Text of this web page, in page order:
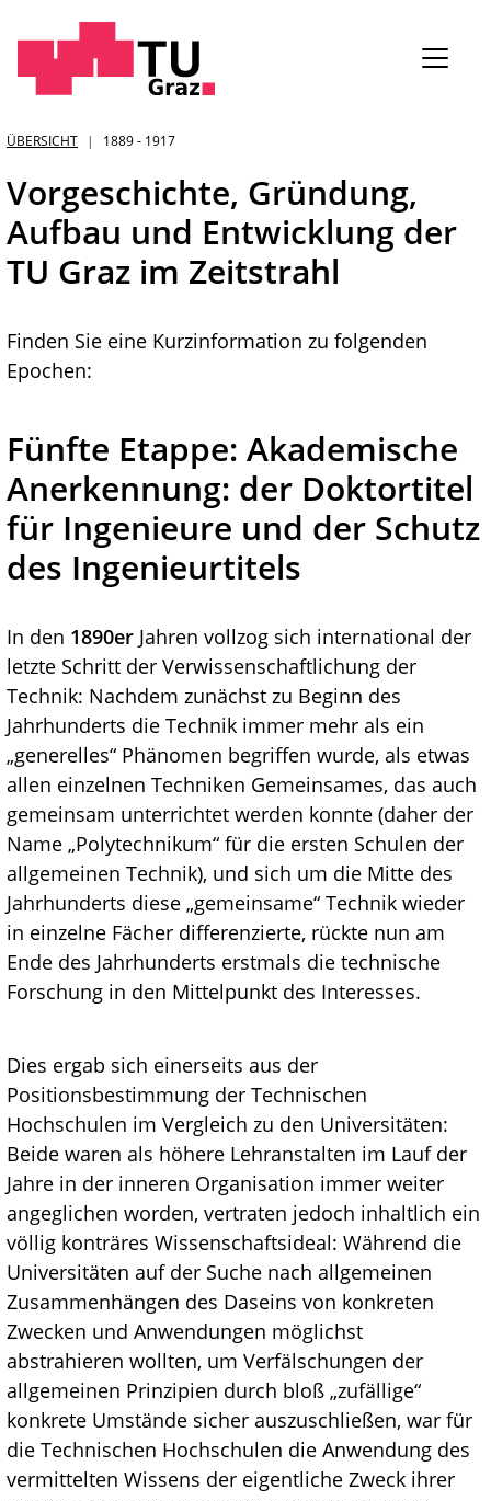
Sie
ÜBERSICHT 1889 - 1917
Vorgeschichte, Gründung,
Aufbau und Entwicklung der
TU Graz im Zeitstrahl
Finden Sie eine Kurzinformation zu folgenden
Epochen:
Fünfte Etappe: Akademische
Anerkennung: der Doktortitel
für Ingenieure und der Schutz
des Ingenieurtitels
In den 1890er Jahren vollzog sich international der
letzte Schritt der Verwissenschaftlichung der
Technik: Nachdem zunächst zu Beginn des
Jahrhunderts die Technik immer mehr als ein
„generelles“ Phänomen begriffen wurde, als etwas
allen einzelnen Techniken Gemeinsames, das auch
gemeinsam unterrichtet werden konnte (daher der
Name „Polytechnikum“ für die ersten Schulen der
allgemeinen Technik), und sich um die Mitte des
Jahrhunderts diese „gemeinsame“ Technik wieder
in einzelne Fächer differenzierte, rückte nun am
Ende des Jahrhunderts erstmals die technische
Forschung in den Mittelpunkt des Interesses.
Dies ergab sich einerseits aus der
Positionsbestimmung der Technischen
Hochschulen im Vergleich zu den Universitäten:
Beide waren als höhere Lehranstalten im Lauf der
Jahre in der inneren Organisation immer weiter
angeglichen worden, vertraten jedoch inhaltlich ein
völlig konträres Wissenschaftsideal: Während die
Universitäten auf der Suche nach allgemeinen
Zusammenhängen des Daseins von konkreten
Zwecken und Anwendungen möglichst
abstrahieren wollten, um Verfälschungen der
allgemeinen Prinzipien durch bloß „zufällige“
konkrete Umstände sicher auszuschließen, war für
die Technischen Hochschulen die Anwendung des
vermittelten Wissens der eigentliche Zweck ihrer